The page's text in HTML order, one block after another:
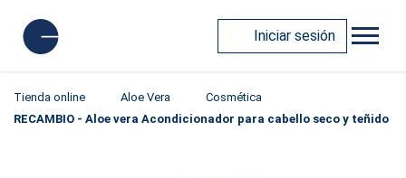
Iniciar sesión
Tienda online Aloe Vera
Cosmética
RECAMBIO - Aloe vera Acondicionador para cabello seco y teñido